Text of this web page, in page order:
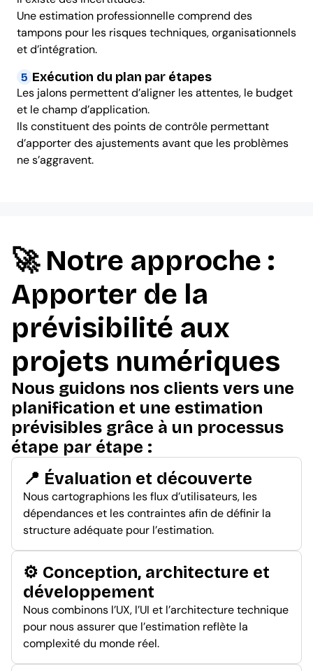
Une estimation professionnelle comprend des
tampons pour les risques techniques, organisationnels
et d’intégration.
5 Exécution du plan par étapes
Les jalons permettent d’aligner les attentes, le budget
et le champ d’application.
Ils constituent des points de contrôle permettant
d’apporter des ajustements avant que les problèmes
ne s’aggravent.
🚀 Notre approche :
Apporter de la
prévisibilité aux
projets numériques
Nous guidons nos clients vers une
planification et une estimation
prévisibles grâce à un processus
étape par étape :
📍 Évaluation et découverte
Nous cartographions les flux d’utilisateurs, les
dépendances et les contraintes afin de définir la
structure adéquate pour l’estimation.
⚙️ Conception, architecture et
développement
Nous combinons l’UX, l’UI et l’architecture technique
pour nous assurer que l’estimation reflète la
complexité du monde réel.